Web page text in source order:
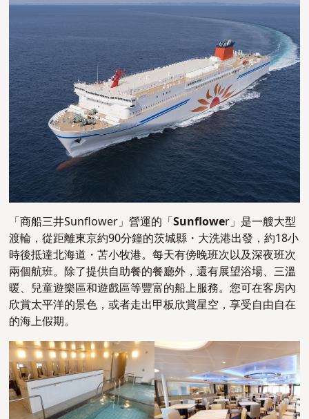
「商船三井Sunflower」營運的「Sunflower」是一艘大型
渡輪，從距離東京約90分鐘的茨城縣・大洗港出發，約18小
時後抵達北海道・苫小牧港。每天有傍晚班次以及深夜班次
兩個航班。除了提供自助餐的餐廳外，還有展望浴場、三溫
暖、兒童遊樂區和遊戲區等豐富的船上服務。您可在客房內
欣賞太平洋的景色，或者走出甲板欣賞星空，享受自由自在
的海上假期。